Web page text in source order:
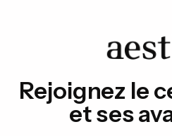
Rejoignez le
et ses